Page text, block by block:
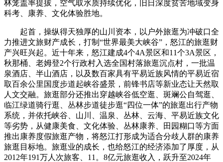
林笼盖率提拔，空气取水质持续优化，旧日深度贫苦地域变身
科考、康养、文化体验胜地。
起首，操纵得天独厚的山川资本，以户外旅逛为冲破口全
力推进文旅财产成长，打制“世界最美大峡谷”，怒江的旅逛财
产兴旺兴起。近十年来，怒江建成4个4A景区和11个3A景区，
秋那桶、老姆登2个行政村入选全国村落旅逛沉点村，一批温
泉酒店、半山酒店，以及数百家具有平易近族风情的平易近宿
取百余公里国度步道起峡谷盛景，前锋书店等新业态让天然取
人文交融。旅逛部分还推出穿越峡谷低空逛、斑斓公自驾逛、
临江绿道骑行逛、丛林步道徒步逛“四位一体”的旅逛出行产物
系统，并依托峡谷、山川、温泉、丛林、云海、平易近族文化
等劣势，从健康美食、文化体验、丛林康养、田园糊口等方面
推出康养度假旅逛产物，将怒江打形成为适合分歧人群的康养
旅逛目标地。旅逛业的成长，也给怒江的经济添加了厚度，从
2012年191万人次旅客、11。8亿元旅逛收入，跃升至2024年